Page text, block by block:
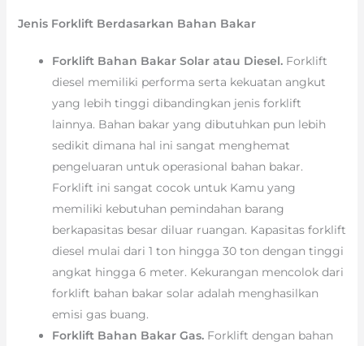
Jenis Forklift Berdasarkan Bahan Bakar
Forklift Bahan Bakar Solar atau Diesel. Forklift
diesel memiliki performa serta kekuatan angkut
yang lebih tinggi dibandingkan jenis forklift
lainnya. Bahan bakar yang dibutuhkan pun lebih
sedikit dimana hal ini sangat menghemat
pengeluaran untuk operasional bahan bakar.
Forklift ini sangat cocok untuk Kamu yang
memiliki kebutuhan pemindahan barang
berkapasitas besar diluar ruangan. Kapasitas forklift
diesel mulai dari 1 ton hingga 30 ton dengan tinggi
angkat hingga 6 meter. Kekurangan mencolok dari
forklift bahan bakar solar adalah menghasilkan
emisi gas buang.
Forklift Bahan Bakar Gas. Forklift dengan bahan